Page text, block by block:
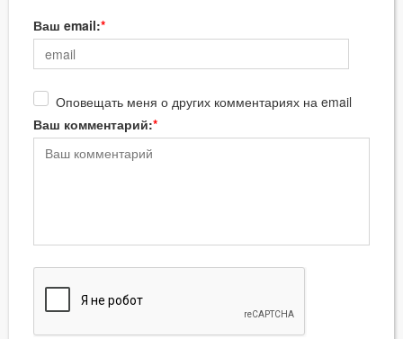
Ваш email:
Оповещать меня о других комментариях на email
Ваш комментарий: